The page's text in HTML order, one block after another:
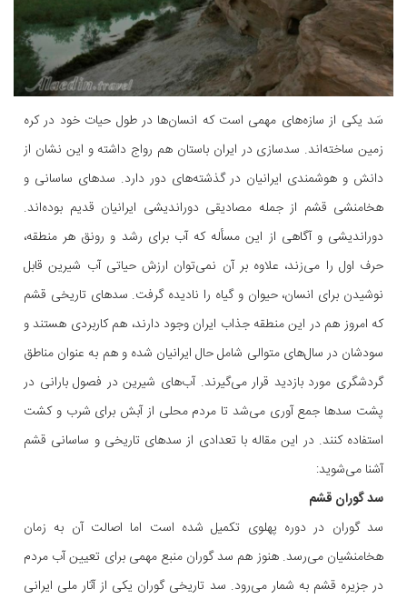
سَد یکی از سازه‌های مهمی است که انسان‌ها در طول حیات خود در کره
زمین ساخته‌اند. سدسازی در ایران باستان هم رواج داشته و این نشان از
دانش و هوشمندی ایرانیان در گذشته‌های دور دارد. سدهای ساسانی و
هخامنشی قشم از جمله مصادیقی دوراندیشی ایرانیان قدیم بوده‌اند.
دوراندیشی و آگاهی از این مسأله که آب برای رشد و رونق هر منطقه،
حرف اول را می‌زند، علاوه بر آن نمی‌توان ارزش حیاتی آب شیرین قابل
نوشیدن برای انسان، حیوان و گیاه را نادیده گرفت. سدهای تاریخی قشم
که امروز هم در این منطقه جذاب ایران وجود دارند، هم کاربردی هستند و
سودشان در سال‌های متوالی شامل حال ایرانیان شده و هم به عنوان مناطق
گردشگری مورد بازدید قرار می‌گیرند. آب‌های شیرین در فصول بارانی در
پشت سدها جمع آوری می‌شد تا مردم محلی از آبش برای شرب و کشت
استفاده کنند. در این مقاله با تعدادی از سدهای تاریخی و ساسانی قشم
آشنا می‌شوید:
سد گوران قشم
سد گوران در دوره پهلوی تکمیل شده است اما اصالت آن به زمان
هخامنشیان می‌رسد. هنوز هم سد گوران منبع مهمی برای تعیین آب مردم
در جزیره قشم به شمار می‌رود. سد تاریخی گوران یکی از آثار ملی ایرانی